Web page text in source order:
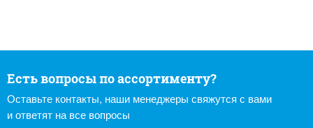
Есть вопросы по ассортименту?
Оставьте контакты, наши менеджеры свяжутся с вами
и ответят на все вопросы